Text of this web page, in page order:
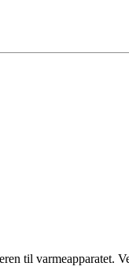
til varmeapparatet.